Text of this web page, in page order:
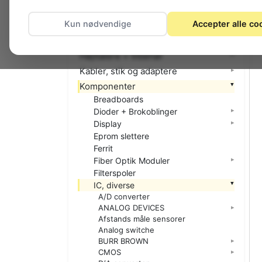
El-materiel (installation)
Foto
Højttalere + tilbehør
Kabler, stik og adaptere
Komponenter
Breadboards
Dioder + Brokoblinger
Display
Eprom slettere
Ferrit
Fiber Optik Moduler
Filterspoler
IC, diverse
A/D converter
ANALOG DEVICES
Afstands måle sensorer
Analog switche
BURR BROWN
CMOS
Kun nødvendige Accepter alle